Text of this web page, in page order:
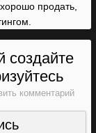
продать,
создайте
комментарий